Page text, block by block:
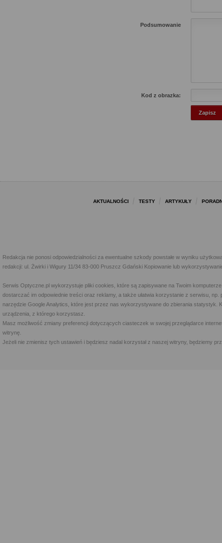
Podsumowanie
Kod z obrazka:
AKTUALNOŚCI TESTY ARTYKUŁY
Redakcja nie ponosi odpowiedzialności za ewentualne szkody powstałe w wyniku
redakcji: ul. Żwirki i Wigury 11/34 83-000 Pruszcz Gdański Kopiowanie lub
Serwis Optyczne.pl wykorzystuje pliki cookies, które są zapisywane na Twoim
dostarczać im odpowiednie treści oraz reklamy, a także ułatwia korzystanie z serwisu,
narzędzie Google Analytics, które jest przez nas wykorzystywane do zbierania statystyk.
urządzenia, z którego korzystasz.
Masz możliwość zmiany preferencji dotyczących ciasteczek w swojej przeglądarce
witrynę.
Jeżeli nie zmienisz tych ustawień i będziesz nadal korzystał z naszej witryny, będziemy